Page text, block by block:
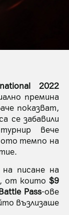
2022
премина
показват,
се забавили
вече
темпо на
писане на
, от които $9
Pass-ове
възлизаше